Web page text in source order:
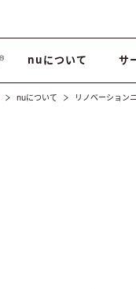
nuについて サ
nuについて リノベーション